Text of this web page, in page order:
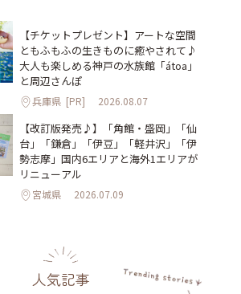
【チケットプレゼント】アートな空間
ともふもふの生きものに癒やされて♪
大人も楽しめる神戸の水族館「átoa」
と周辺さんぽ
兵庫県 [PR] 2026.08.07
【改訂版発売♪】「角館・盛岡」「仙
台」「鎌倉」「伊豆」「軽井沢」「伊
勢志摩」国内6エリアと海外1エリアが
リニューアル
宮城県 2026.07.09
人気記事